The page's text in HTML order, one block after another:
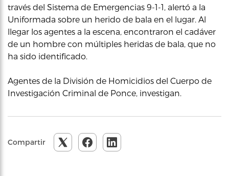
través del Sistema de Emergencias 9-1-1, alertó a la
Uniformada sobre un herido de bala en el lugar. Al
llegar los agentes a la escena, encontraron el cadáver
de un hombre con múltiples heridas de bala, que no
ha sido identificado.
Agentes de la División de Homicidios del Cuerpo de
Investigación Criminal de Ponce, investigan.
Compartir